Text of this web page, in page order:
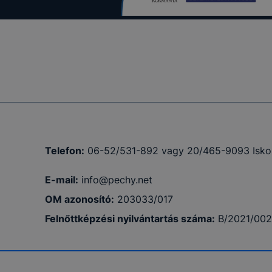
Telefon: 06-52/531-892 vagy 20/465-9093
E-mail: info@pechy.net
OM azonosító: 203033/017
Felnőttképzési nyilvántartás száma: B/2021/
hány
valamint